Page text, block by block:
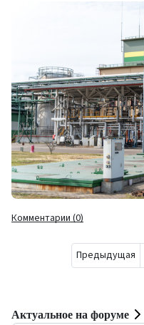
Комментарии (0)
Предыдущая
Актуальное на форуме